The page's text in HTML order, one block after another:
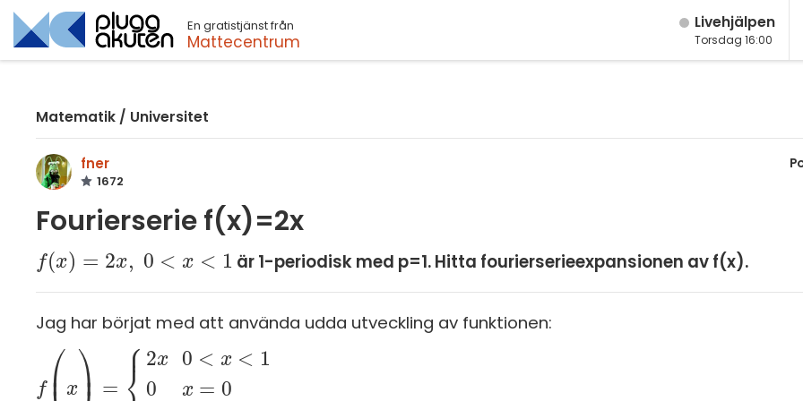
En gratistjänst från
Mattecentrum
Live­hjälpen
Torsdag 16:00
Matematik / Universitet
fner
1672
Fourierserie f(x)=2x
f(x) = 2x, 0 < x < 1
f(x)= 2x, 0<x< 1 är 1-periodisk med p=1. Hitta fourierserieexpansionen av f(x).
Jag har börjat med att använda udda utveckling av funktionen:
f ⎛x⎞ = ⎧
⎪ 2x
0
0 < x < 1
x = 0
f( x = 2x 0<x <1 x= 2x -1< x<
Sök